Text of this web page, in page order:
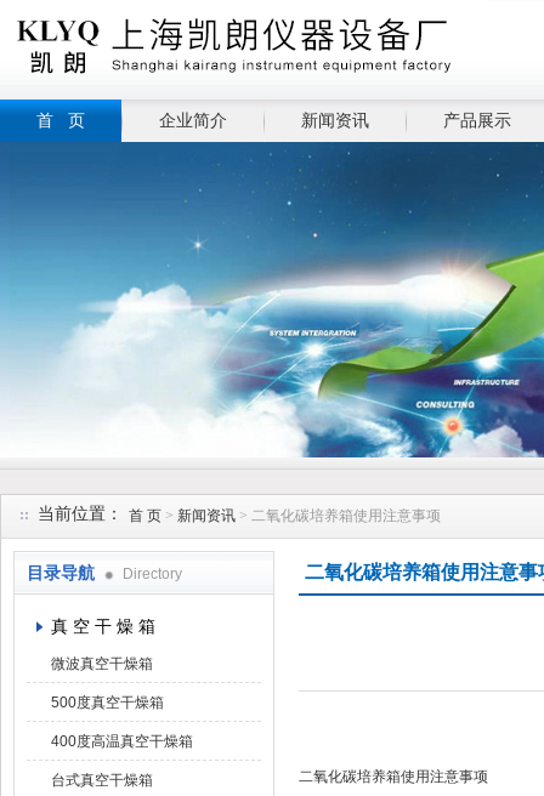
首 页 企业简介 新闻资讯 产品展示
当前位置： 首 页 > 新闻资讯 > 二氧化碳培养箱使用注意事项
目录导航 Directory
真 空 干 燥 箱
微波真空干燥箱
500度真空干燥箱
400度高温真空干燥箱
台式真空干燥箱
二氧化碳培养箱使用注意事
二氧化碳培养箱使用注意事项